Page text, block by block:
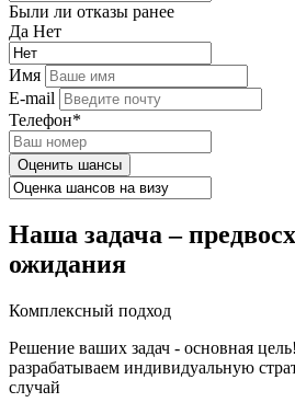
Были ли отказы ранее
Да Нет
Имя
E-mail
Телефон*
Оценить шансы
Наша задача –
ожидания
Комплексный подход
Решение ваших задач - основная
разрабатываем индивидуальную
случай